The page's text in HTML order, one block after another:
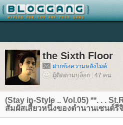
the Sixth Floor
ฝากข้อความหลังไมค์
ผู้ติดตามบล็อก : 47 คน
(Stay in-Style .. Vol.05) **. . .
สัมผัสเสี้ยวหนึ่งของตำนานเซนต์รี